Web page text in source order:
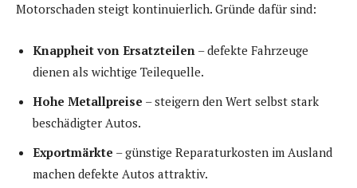
Motorschaden steigt kontinuierlich. Gründe dafür sind:
Knappheit von Ersatzteilen – defekte Fahrzeuge
dienen als wichtige Teilequelle.
Hohe Metallpreise – steigern den Wert selbst stark
beschädigter Autos.
Exportmärkte – günstige Reparaturkosten im Ausland
machen defekte Autos attraktiv.